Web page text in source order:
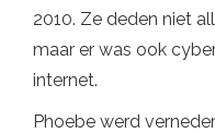
2010. Ze deden niet
maar er was ook
internet.
Phoebe werd